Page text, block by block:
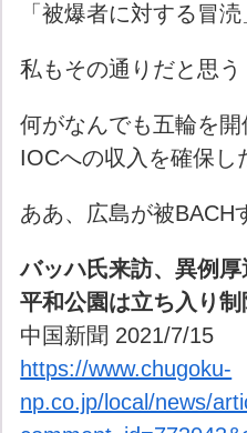
「被爆者に対する冒涜
私もその通りだと思う
何がなんでも五輪を開
IOCへの収入を確保し
ああ、広島が被BACH
バッハ氏来訪、異例
平和公園は立ち入り制
中国新聞 2021/7/15
https://www.chugoku-
np.co.jp/local/news/